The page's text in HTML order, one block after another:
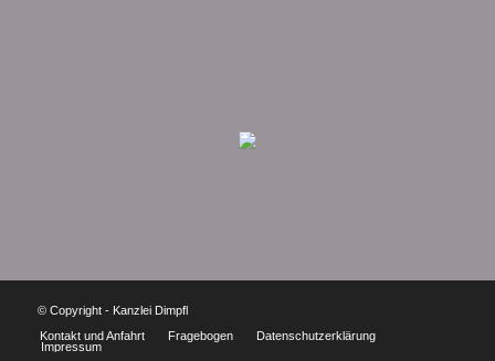
© Copyright - Kanzlei Dimpfl
Kontakt und Anfahrt
Fragebogen
Datenschutzerklärung
Impressum